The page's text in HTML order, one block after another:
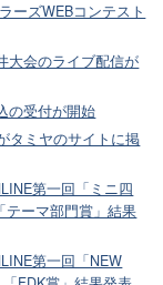
ーズWEBコンテスト
大会のライブ配信が
の受付が開始
タミヤのサイトに掲
第一回「ミニ四
テーマ部門賞」結果
第一回「NEW